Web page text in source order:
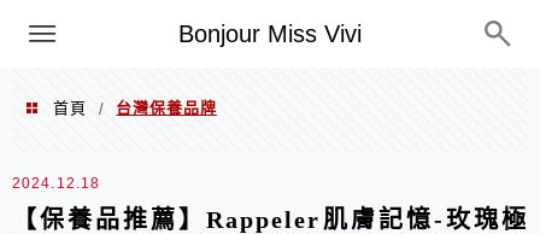
Bonjour Miss Vivi
選單
首頁 / 台灣保養品牌
台灣保養品牌
2024.12.18
【保養品推薦】Rappeler肌膚記憶-玫瑰極